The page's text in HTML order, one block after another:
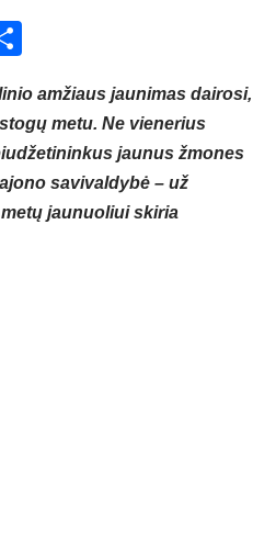
amžiaus jaunimas dairosi,
metu. Ne vienerius
jaunus žmones
savivaldybė – už
jaunuoliui skiria